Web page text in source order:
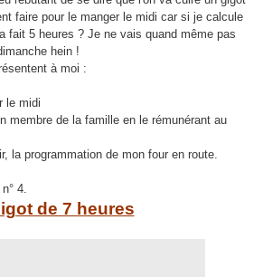
faire pour le manger le midi car si je calcule
fait 5 heures ? Je ne vais quand même pas
hein !
à moi :
le midi
membre de la famille en le rémunérant au
la programmation de mon four en route.
4.
de 7 heures